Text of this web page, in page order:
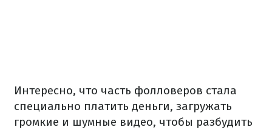
Интересно, что часть фолловеров стала
специально платить деньги, загружать
громкие и шумные видео, чтобы разбудить